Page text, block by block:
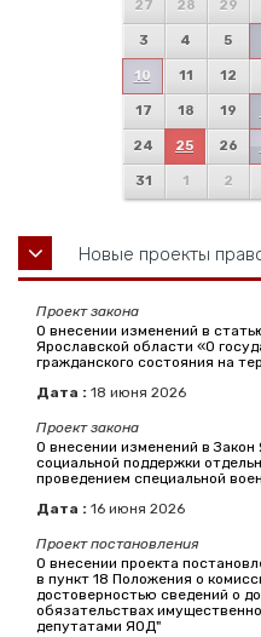
27 28 29
3 4 5
10 11 12
17 18 19
24 25 26
31 1 2
Новые проекты
Проект закона
О внесении изменений в
Ярославской области «О
гражданского состояния на
Дата : 18 июня 2026
Проект закона
О внесении изменений в
социальной поддержки
проведением специальной
Дата : 16 июня 2026
Проект постановления
О внесении проекта
в пункт 18 Положения о
достоверностью сведений о
обязательствах
депутатами ЯОД"